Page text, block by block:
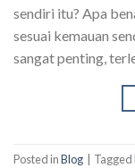
sendiri itu? Apa
sesuai kemauan
sangat penting,
Posted inBlog Tagged